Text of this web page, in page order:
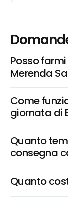
Posso
Merenda
Come
giornata di
Quanto
consegna
Quanto